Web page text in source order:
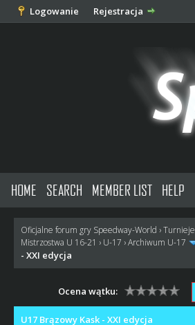
Logowanie Rejestracja
HOME SEARCH MEMBER LIST HELP
Oficjalne forum gry Speedway-World ›Turnieje
Mistrzostwa U 16-21 › U-17 ›Archiwum U-17
- XXI edycja
Ocena wątku:
U17 Brązowy Kask - XXI edycja